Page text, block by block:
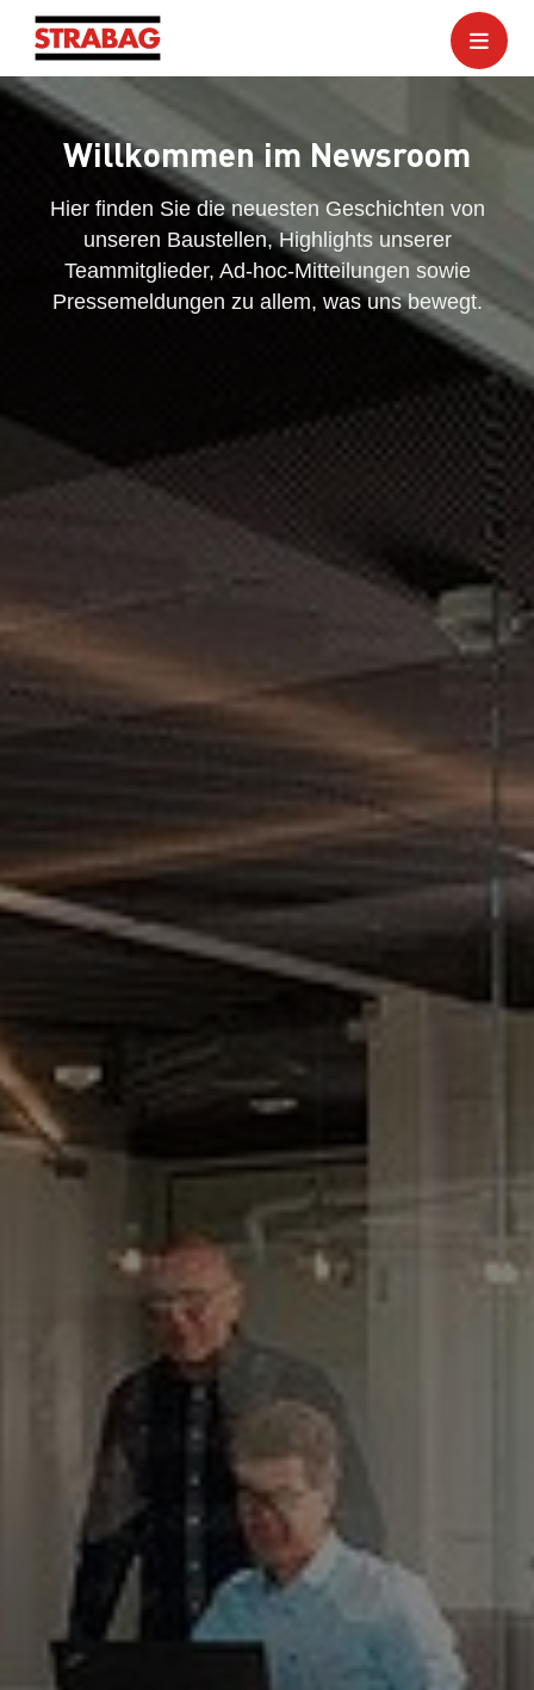
Willkommen im Newsroom
Hier finden Sie die neuesten Geschichten von
unseren Baustellen, Highlights unserer
Teammitglieder, Ad-hoc-Mitteilungen sowie
Pressemeldungen zu allem, was uns bewegt.